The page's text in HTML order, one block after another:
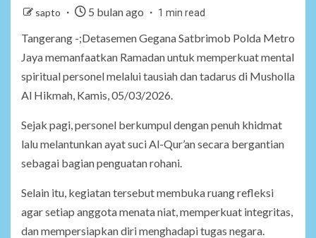
sapto 5 bulan ago 1 min read
Tangerang -;Detasemen Gegana Satbrimob Polda Metro
Jaya memanfaatkan Ramadan untuk memperkuat mental
spiritual personel melalui tausiah dan tadarus di Musholla
Al Hikmah, Kamis, 05/03/2026.
Sejak pagi, personel berkumpul dengan penuh khidmat
lalu melantunkan ayat suci Al-Qur’an secara bergantian
sebagai bagian penguatan rohani.
Selain itu, kegiatan tersebut membuka ruang refleksi
agar setiap anggota menata niat, memperkuat integritas,
dan mempersiapkan diri menghadapi tugas negara.